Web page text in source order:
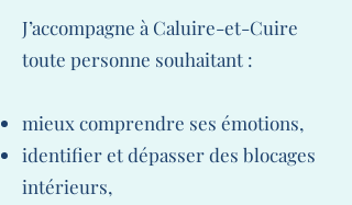
J’accompagne à Caluire-et-Cuire
toute personne souhaitant :
mieux comprendre ses émotions,
identifier et dépasser des blocages
intérieurs,